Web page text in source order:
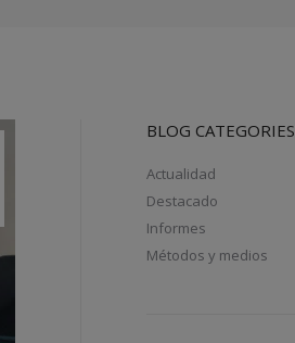
BLOG CATEGORIES
Actualidad
Destacado
Informes
Métodos y medios